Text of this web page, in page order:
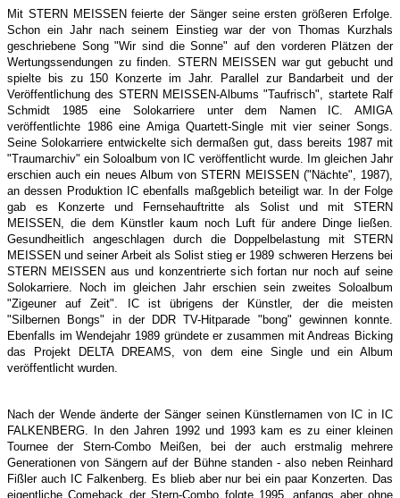
Mit STERN MEISSEN feierte der Sänger seine ersten größeren Erfolge.
Schon ein Jahr nach seinem Einstieg war der von Thomas Kurzhals
geschriebene Song "Wir sind die Sonne" auf den vorderen Plätzen der
Wertungssendungen zu finden. STERN MEISSEN war gut gebucht und
spielte bis zu 150 Konzerte im Jahr. Parallel zur Bandarbeit und der
Veröffentlichung des STERN MEISSEN-Albums "Taufrisch", startete Ralf
Schmidt 1985 eine Solokarriere unter dem Namen IC. AMIGA
veröffentlichte 1986 eine Amiga Quartett-Single mit vier seiner Songs.
Seine Solokarriere entwickelte sich dermaßen gut, dass bereits 1987 mit
"Traumarchiv" ein Soloalbum von IC veröffentlicht wurde. Im gleichen Jahr
erschien auch ein neues Album von STERN MEISSEN ("Nächte", 1987),
an dessen Produktion IC ebenfalls maßgeblich beteiligt war. In der Folge
gab es Konzerte und Fernsehauftritte als Solist und mit STERN
MEISSEN, die dem Künstler kaum noch Luft für andere Dinge ließen.
Gesundheitlich angeschlagen durch die Doppelbelastung mit STERN
MEISSEN und seiner Arbeit als Solist stieg er 1989 schweren Herzens bei
STERN MEISSEN aus und konzentrierte sich fortan nur noch auf seine
Solokarriere. Noch im gleichen Jahr erschien sein zweites Soloalbum
"Zigeuner auf Zeit". IC ist übrigens der Künstler, der die meisten
"Silbernen Bongs" in der DDR TV-Hitparade "bong" gewinnen konnte.
Ebenfalls im Wendejahr 1989 gründete er zusammen mit Andreas Bicking
das Projekt DELTA DREAMS, von dem eine Single und ein Album
veröffentlicht wurden.
Nach der Wende änderte der Sänger seinen Künstlernamen von IC in IC
FALKENBERG. In den Jahren 1992 und 1993 kam es zu einer kleinen
Tournee der Stern-Combo Meißen, bei der auch erstmalig mehrere
Generationen von Sängern auf der Bühne standen - also neben Reinhard
Fißler auch IC Falkenberg. Es blieb aber nur bei ein paar Konzerten. Das
eigentliche Comeback der Stern-Combo folgte 1995, anfangs aber ohne